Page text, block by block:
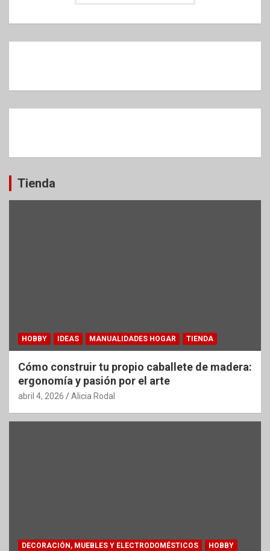
Tienda
HOBBY IDEAS MANUALIDADES HOGAR TIENDA
Cómo construir tu propio caballete de madera:
ergonomía y pasión por el arte
abril 4, 2026 Alicia Rodal
DECORACIÓN, MUEBLES Y ELECTRODOMÉSTICOS
HOBBY